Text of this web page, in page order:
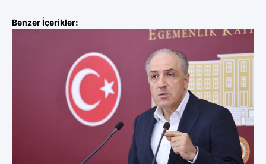
Benzer İçerikler: